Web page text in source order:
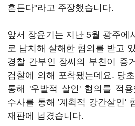
흔든다"라고 주장했습니다.
앞서 장윤기는 지난 5월 광주에
로 납치해 살해한 혐의를 받고
경찰 간부인 장씨의 부친이 증
검찰에 의해 포착됐는데요. 당
통해 '우발적 살인' 혐의를 적
수사를 통해 '계획적 강간살인'
재판에 넘겼습니다.